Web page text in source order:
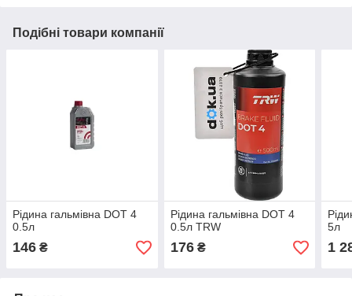
Подібні товари компанії
Рідина гальмівна DOT 4
0.5л
146 ₴
Рідина гальмівна DOT 4
0.5л TRW
176₴
5л
1